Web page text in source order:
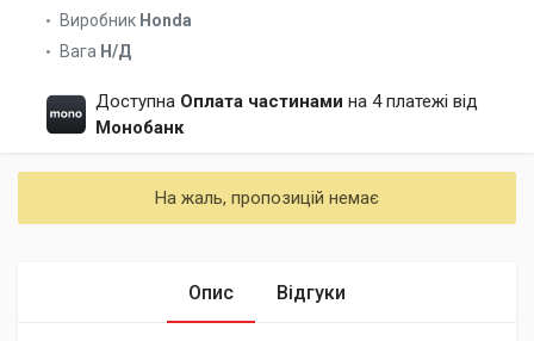
Виробник Honda
Вага Н/Д
Доступна Оплата частинами на 4 платежі від
Монобанк
На жаль, пропозицій немає
Опис Відгуки